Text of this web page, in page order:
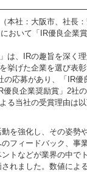
本社：大阪市、社長
おいて「IR優良企業
は、IRの趣旨を深く
挙げた企業を選び表
の応募があり、「IR
優良企業奨励賞」2社
る当社の受賞理由は
を強化し、その姿勢
フィードバック、事
トなどが業界の中で
れました。数値によ